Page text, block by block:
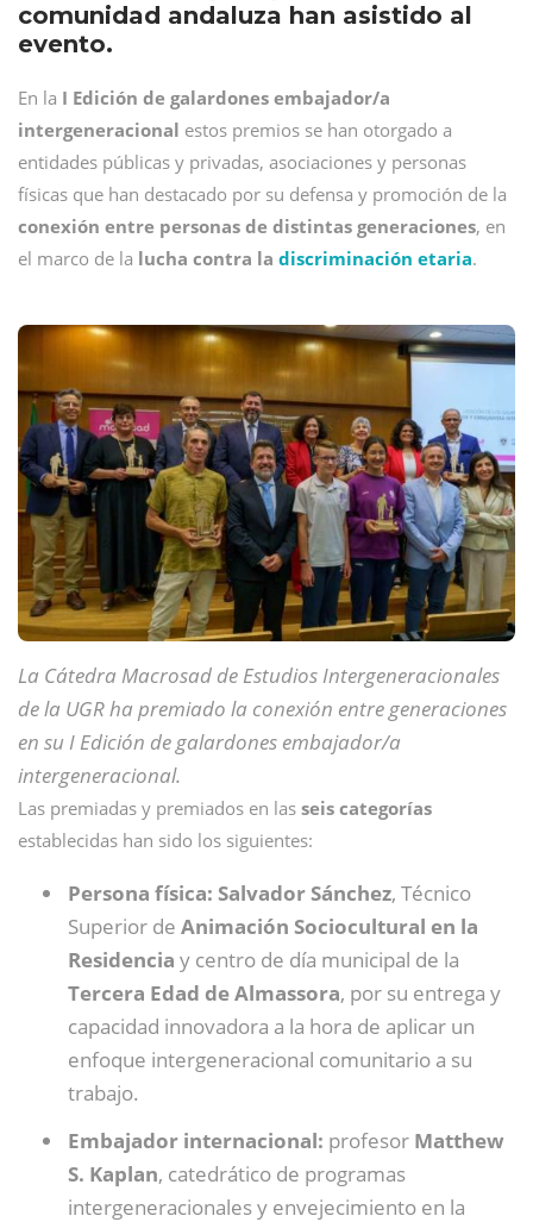
comunidad andaluza han asistido al
evento.
En la I Edición de galardones embajador/a
intergeneracional estos premios se han otorgado a
entidades públicas y privadas, asociaciones y personas
físicas que han destacado por su defensa y promoción de la
conexión entre personas de distintas generaciones, en
el marco de la lucha contra la discriminación etaria.
La Cátedra Macrosad de Estudios Intergeneracionales
de la UGR ha premiado la conexión entre generaciones
en su I Edición de galardones embajador/a
intergeneracional.
Las premiadas y premiados en las seis categorías
establecidas han sido los siguientes:
Persona física: Salvador Sánchez, Técnico
Superior de Animación Sociocultural en la
Residencia y centro de día municipal de la
Tercera Edad de Almassora, por su entrega y
capacidad innovadora a la hora de aplicar un
enfoque intergeneracional comunitario a su
trabajo.
Embajador internacional: profesor Matthew
S. Kaplan, catedrático de programas
intergeneracionales y envejecimiento en la